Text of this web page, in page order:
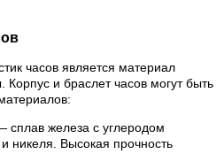
часов является материал
Корпус и браслет часов могут быть
железа с углеродом
никеля. Высокая прочность